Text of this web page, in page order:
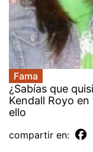
Fama
¿Sabías que
Kendall Royo
ello
compartir en: